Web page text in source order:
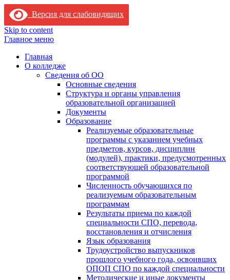
Версия для слабовидящих
Skip to content
Главное меню
Главная
О колледже
Сведения об ОО
Основные сведения
Структура и органы управления
образовательной организацией
Документы
Образование
Реализуемые образовательные
программы с указанием учебных
предметов, курсов, дисциплин
(модулей), практики, предусмотренных
соответствующей образовательной
программой
Численность обучающихся по
реализуемым образовательным
программам
Результаты приема по каждой
специальности СПО, перевода,
восстановления и отчисления
Язык образования
Трудоустройство выпускников
прошлого учебного года, освоивших
ОПОП СПО по каждой специальности
Методические и иные документы